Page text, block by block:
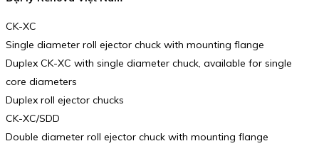
CK-XC
Single diameter roll ejector chuck with mounting flange
Duplex CK-XC with single diameter chuck, available for single
core diameters
Duplex roll ejector chucks
CK-XC/SDD
Double diameter roll ejector chuck with mounting flange